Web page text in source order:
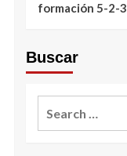
formación 5-2-3
Buscar